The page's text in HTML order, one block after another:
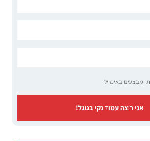
ומבצעים באימייל
אני רוצה עמוד נקי בגוגל!